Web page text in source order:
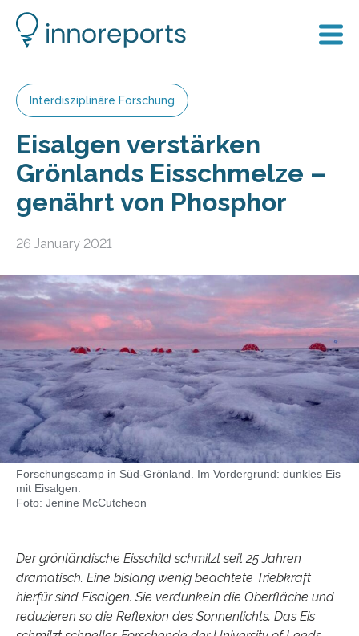
Interdisziplinäre Forschung
Eisalgen verstärken
Grönlands Eisschmelze –
genährt von Phosphor
26 January 2021
Forschungscamp in Süd-Grönland. Im Vordergrund: dunkles Eis
mit Eisalgen.
Foto: Jenine McCutcheon
Der grönländische Eisschild schmilzt seit 25 Jahren
dramatisch. Eine bislang wenig beachtete Triebkraft
hierfür sind Eisalgen. Sie verdunkeln die Oberfläche und
reduzieren so die Reflexion des Sonnenlichts. Das Eis